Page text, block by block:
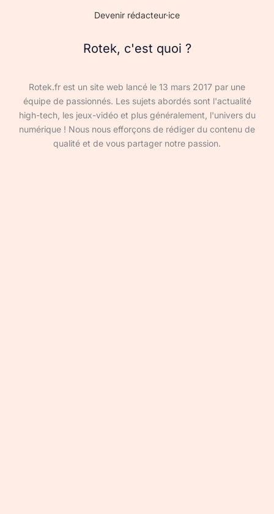
Devenir rédacteur·ice
Rotek, c'est quoi ?
Rotek.fr est un site web lancé le 13 mars 2017 par une
équipe de passionnés. Les sujets abordés sont l'actualité
high-tech, les jeux-vidéo et plus généralement, l'univers du
numérique ! Nous nous efforçons de rédiger du contenu de
qualité et de vous partager notre passion.